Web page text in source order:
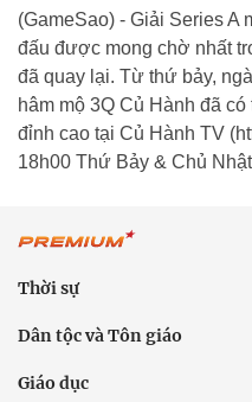
(GameSao) - Giải Series A
đấu được mong chờ nhất
đã quay lại. Từ thứ bảy,
hâm mộ 3Q Củ Hành đã
đỉnh cao tại Củ Hành TV
18h00 Thứ Bảy & Chủ
Thời sự
Dân tộc và Tôn giáo
Giáo dục